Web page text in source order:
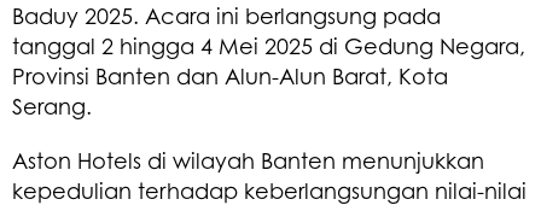
Baduy 2025. Acara ini berlangsung pada
tanggal 2 hingga 4 Mei 2025 di Gedung Negara,
Provinsi Banten dan Alun-Alun Barat, Kota
Serang.
Aston Hotels di wilayah Banten menunjukkan
kepedulian terhadap keberlangsungan nilai-nilai